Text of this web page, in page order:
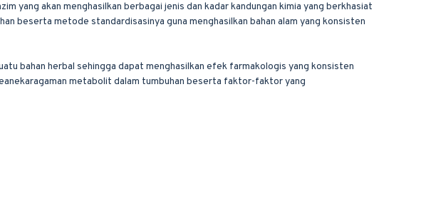
yang akan menghasilkan berbagai jenis dan kadar kandungan kimia yang berkhasiat
beserta metode standardisasinya guna menghasilkan bahan alam yang konsisten
bahan herbal sehingga dapat menghasilkan efek farmakologis yang konsisten
metabolit dalam tumbuhan beserta faktor-faktor yang